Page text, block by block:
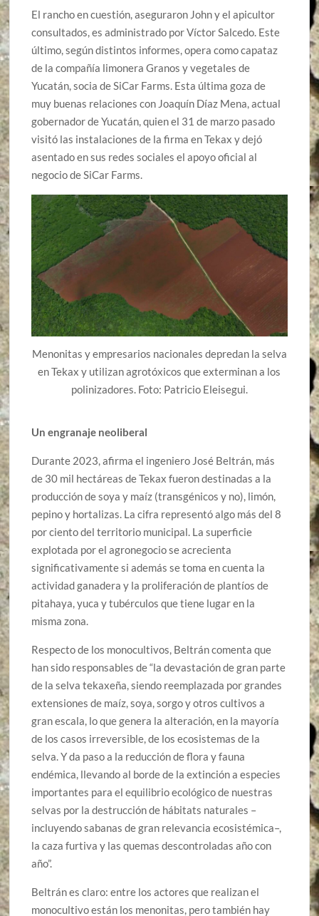
El rancho en cuestión, aseguraron John y el apicultor
consultados, es administrado por Víctor Salcedo. Este
último, según distintos informes, opera como capataz
de la compañía limonera Granos y vegetales de
Yucatán, socia de SiCar Farms. Esta última goza de
muy buenas relaciones con Joaquín Díaz Mena, actual
gobernador de Yucatán, quien el 31 de marzo pasado
visitó las instalaciones de la firma en Tekax y dejó
asentado en sus redes sociales el apoyo oficial al
negocio de SiCar Farms.
Menonitas y empresarios nacionales depredan la selva
en Tekax y utilizan agrotóxicos que exterminan a los
polinizadores. Foto: Patricio Eleisegui.
Un engranaje neoliberal
Durante 2023, afirma el ingeniero José Beltrán, más
de 30 mil hectáreas de Tekax fueron destinadas a la
producción de soya y maíz (transgénicos y no), limón,
pepino y hortalizas. La cifra representó algo más del 8
por ciento del territorio municipal. La superficie
explotada por el agronegocio se acrecienta
significativamente si además se toma en cuenta la
actividad ganadera y la proliferación de plantíos de
pitahaya, yuca y tubérculos que tiene lugar en la
misma zona.
Respecto de los monocultivos, Beltrán comenta que
han sido responsables de “la devastación de gran parte
de la selva tekaxeña, siendo reemplazada por grandes
extensiones de maíz, soya, sorgo y otros cultivos a
gran escala, lo que genera la alteración, en la mayoría
de los casos irreversible, de los ecosistemas de la
selva. Y da paso a la reducción de flora y fauna
endémica, llevando al borde de la extinción a especies
importantes para el equilibrio ecológico de nuestras
selvas por la destrucción de hábitats naturales –
incluyendo sabanas de gran relevancia ecosistémica–,
la caza furtiva y las quemas descontroladas año con
año”.
Beltrán es claro: entre los actores que realizan el
monocultivo están los menonitas, pero también hay